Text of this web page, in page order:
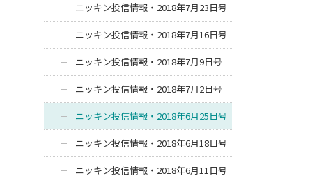
ニッキン投信情報・2018年7月23日号
ニッキン投信情報・2018年7月16日号
ニッキン投信情報・2018年7月9日号
ニッキン投信情報・2018年7月2日号
ニッキン投信情報・2018年6月25日号
ニッキン投信情報・2018年6月18日号
ニッキン投信情報・2018年6月11日号